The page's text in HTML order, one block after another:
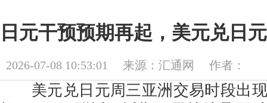
日元干预预期再起，美元兑日
2026-07-08 10:53:01 来源：汇通网 作者：
美元兑日元周三亚洲交易时段出现